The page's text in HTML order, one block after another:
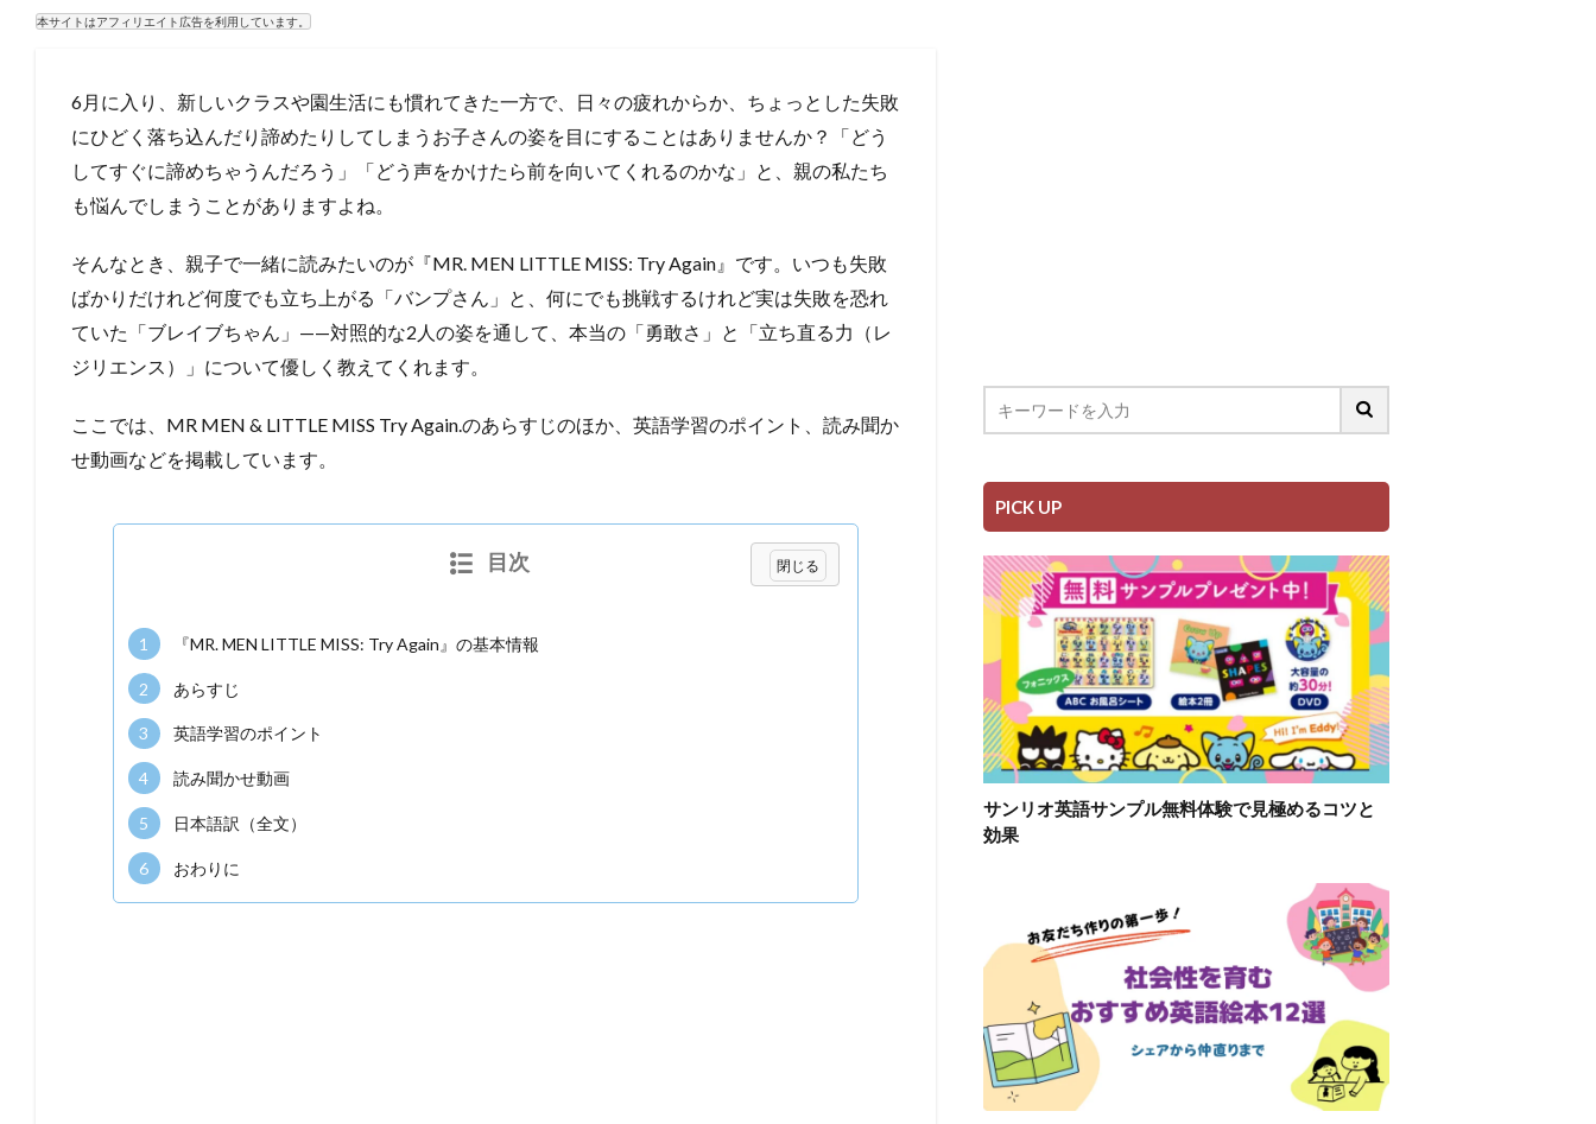
本サイトはアフィリエイト広告を利用しています。
6月に入り、新しいクラスや園生活にも慣れてきた一方で、日々の疲れからか、ちょっとした失敗
にひどく落ち込んだり諦めたりしてしまうお子さんの姿を目にすることはありませんか？「どう
してすぐに諦めちゃうんだろう」「どう声をかけたら前を向いてくれるのかな」と、親の私たち
も悩んでしまうことがありますよね。
そんなとき、親子で一緒に読みたいのが『MR. MEN LITTLE MISS: Try Again』です。いつも失敗
ばかりだけれど何度でも立ち上がる「バンプさん」と、何にでも挑戦するけれど実は失敗を恐れ
ていた「ブレイブちゃん」——対照的な2人の姿を通して、本当の「勇敢さ」と「立ち直る力（レ
ジリエンス）」について優しく教えてくれます。
ここでは、MR MEN & LITTLE MISS Try Again.のあらすじのほか、英語学習のポイント、読み聞か
せ動画などを掲載しています。
目次
1 『MR. MEN LITTLE MISS: Try Again』の基本情報
2 あらすじ
3 英語学習のポイント
4 読み聞かせ動画
5 日本語訳（全文）
6 おわりに
PICK UP
サンリオ英語サンプル無料体験で見極めるコツと
効果